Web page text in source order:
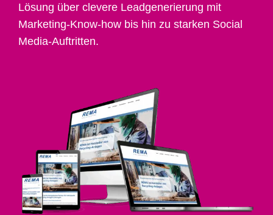
Lösung über clevere Leadgenerierung mit
Marketing-Know-how bis hin zu starken Social
Media-Auftritten.